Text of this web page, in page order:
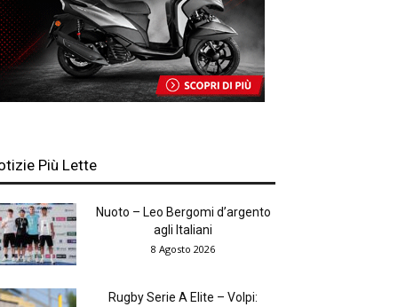
Più Lette
Nuoto – Leo Bergomi d’argento
agli Italiani
8 Agosto 2026
Rugby Serie A Elite – Volpi: